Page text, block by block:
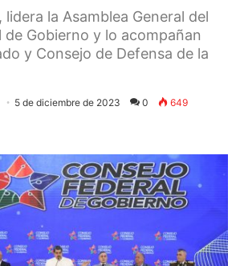
la Asamblea General del
de Gobierno y lo acompañan
y Consejo de Defensa de la
5 de diciembre de 2023 0 649